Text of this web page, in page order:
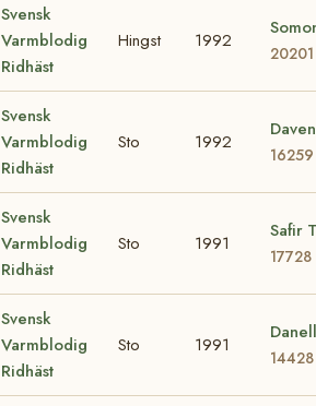
Svensk
Varmblodig
Ridhäst
Hingst 1992
20201
Svensk
Varmblodig
Ridhäst
Sto 1992
16259
Svensk
Varmblodig
Ridhäst
Sto 1991
Safir T
17728
Svensk
Varmblodig
Ridhäst
Sto 1991
14428